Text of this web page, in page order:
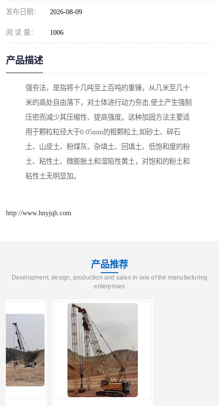
发布日期： 2026-08-09
阅 读 量： 1006
产品描述
强夯法，是指将十几吨至上百吨的重锤，从几米至几十
米的高处自由落下，对土体进行动力夯击,使土产生强制
压密而减少其压缩性、提高强度。这种加固方法主要适
用于颗粒粒径大于0.05mm的粗颗粒土,如砂土、碎石
土、山皮土、粉煤灰、杂填土、回填土、低饱和度的粉
土、粘性土、微膨胀土和湿陷性黄土，对饱和的粉土和
http://www.hnyjqh.com
产品推荐
Development, design, production and sales in one of the manufacturing
enterprises